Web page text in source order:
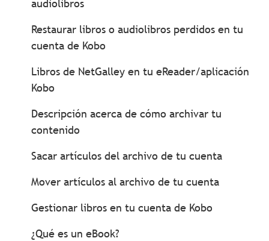
audiolibros
Restaurar libros o audiolibros perdidos en tu
cuenta de Kobo
Libros de NetGalley en tu eReader/aplicación
Kobo
Descripción acerca de cómo archivar tu
contenido
Sacar artículos del archivo de tu cuenta
Mover artículos al archivo de tu cuenta
Gestionar libros en tu cuenta de Kobo
¿Qué es un eBook?